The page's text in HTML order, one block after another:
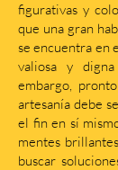
figurativas y
que una gran
se encuentra en
valiosa y
embargo,
artesanía debe
el fin en sí
mentes
buscar